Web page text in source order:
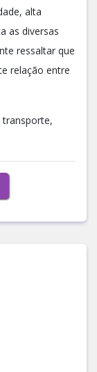
alta
as diversas
ressaltar que
relação entre